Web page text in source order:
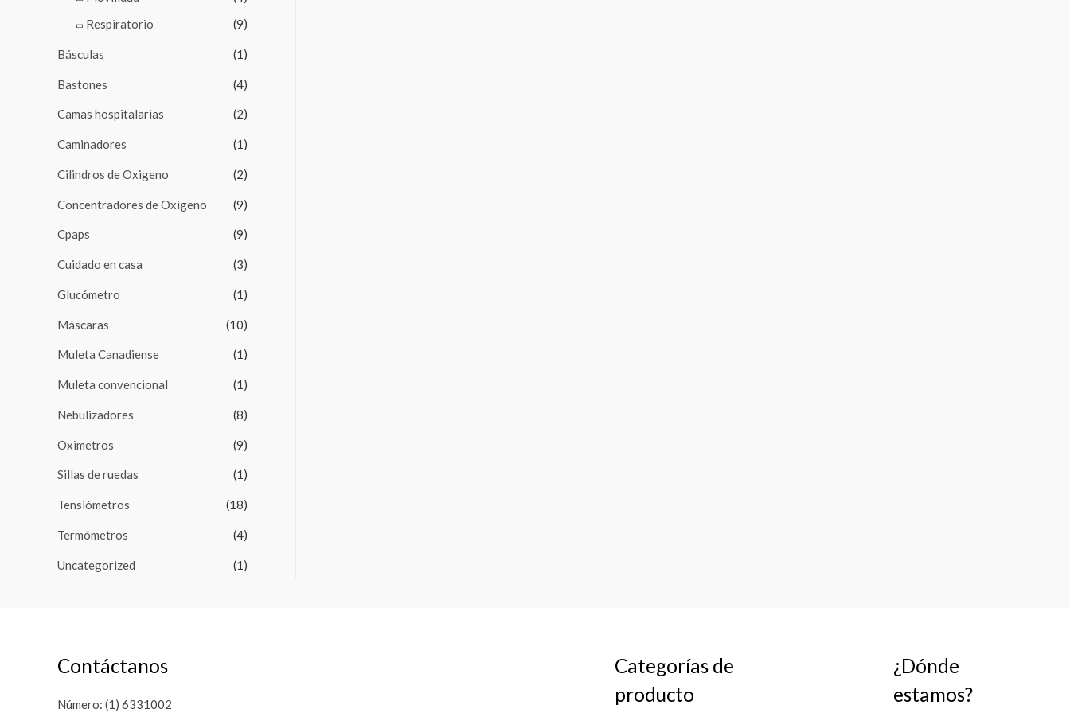
Respiratorio
(9)
Básculas (1)
Bastones (4)
Camas hospitalarias (2)
Caminadores (1)
Cilindros de Oxigeno (2)
Concentradores de Oxigeno (9)
Cpaps (9)
Cuidado en casa (3)
Glucómetro (1)
Máscaras (10)
Muleta Canadiense (1)
Muleta convencional (1)
Nebulizadores (8)
Oximetros (9)
Sillas de ruedas (1)
Tensiómetros (18)
Termómetros (4)
Uncategorized (1)
Contáctanos
Número: (1) 6331002
Categorías de
producto
¿Dónde
estamos?